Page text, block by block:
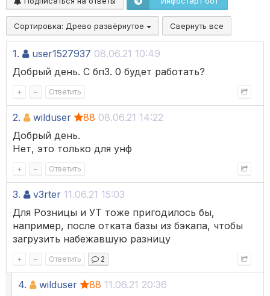
Сортировка: Древо развёрнутое Свернуть все
1. user1527937 08.06.21 10:49
Добрый день. С бп3. 0 будет работать?
+ – Ответить
2. wilduser 88 08.06.21 14:22
Добрый день.
Нет, это только для унф
+ – Ответить
3. v3rter 11.06.21 15:03
Для Розницы и УТ тоже пригодилось бы,
например, после отката базы из бэкапа, чтобы
загрузить набежавшую разницу
+ – Ответить 2
4. wilduser 88 11.06.21 20:36